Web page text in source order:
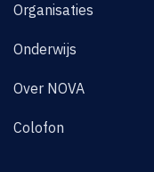
Organisaties
Onderwijs
Over NOVA
Colofon